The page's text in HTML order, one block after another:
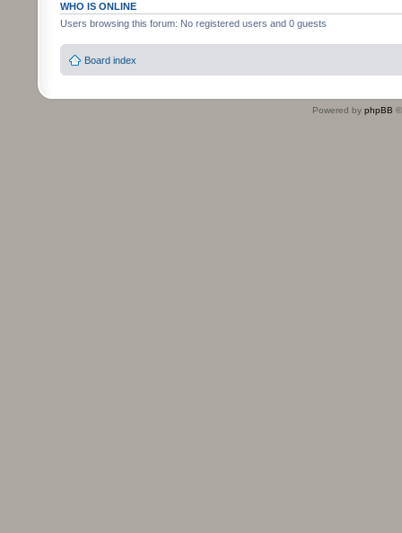
WHO IS ONLINE
Users browsing this forum: No registered users and 0 guests
Board index
Powered by phpBB